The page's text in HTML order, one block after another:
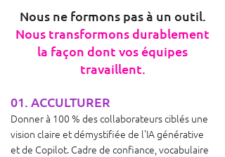
Nous ne formons pas à un outil.
Nous transformons durablement
la façon dont vos équipes
travaillent.
01. ACCULTURER
Donner à 100 % des collaborateurs ciblés une
vision claire et démystifiée de l'IA générative
et de Copilot. Cadre de confiance, vocabulaire